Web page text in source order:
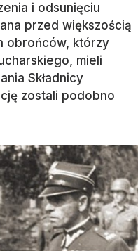
i odsunięciu
przed większością
obrońców, którzy
mieli
Składnicy
zostali podobno